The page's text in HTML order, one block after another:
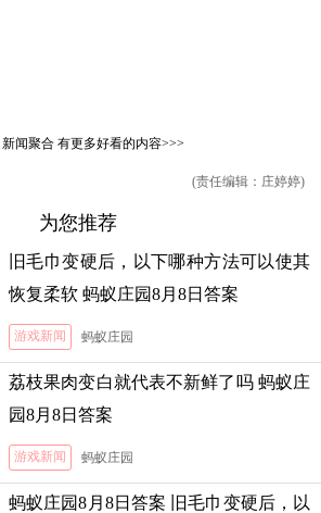
新闻聚合有更多好看的内容>>>
(责任编辑：庄婷婷)
为您推荐
旧毛巾变硬后，以下哪种方法可以使其
恢复柔软 蚂蚁庄园8月8日答案
游戏新闻 蚂蚁庄园
荔枝果肉变白就代表不新鲜了吗 蚂蚁庄
园8月8日答案
游戏新闻 蚂蚁庄园
蚂蚁庄园8月8日答案 旧毛巾变硬后，以